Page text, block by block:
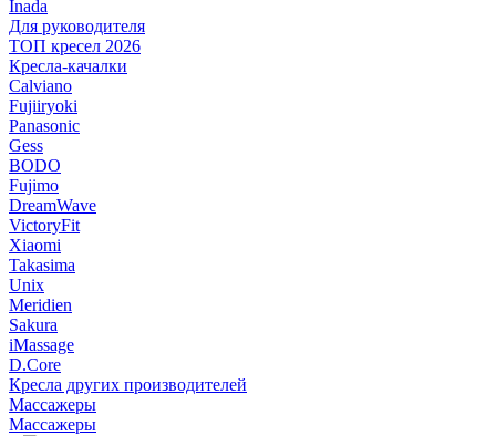
Inada
Для руководителя
ТОП кресел 2026
Кресла-качалки
Calviano
Fujiiryoki
Panasonic
Gess
BODO
Fujimo
DreamWave
VictoryFit
Xiaomi
Takasima
Unix
Meridien
Sakura
iMassage
D.Core
Кресла других производителей
Массажеры
Массажеры